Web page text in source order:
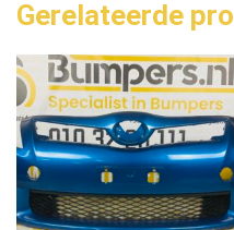
Gerelateerde